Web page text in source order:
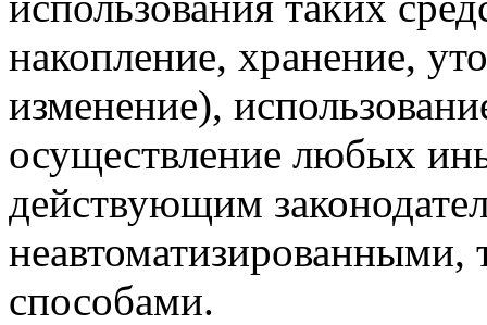
накопление, хранение,
изменение),
осуществление любых
действующим
неавтоматизированными,
способами.